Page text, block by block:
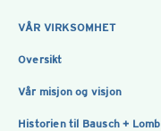
VÅR VIRKSOMHET
Oversikt
Vår misjon og visjon
Historien til Bausch + Lomb